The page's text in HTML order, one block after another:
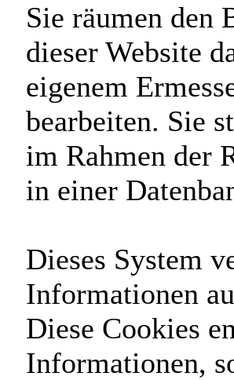
Sie räumen den
dieser Website
eigenem
bearbeiten. Sie
im Rahmen der
in einer
Dieses System
Informationen
Diese Cookies
Informationen,